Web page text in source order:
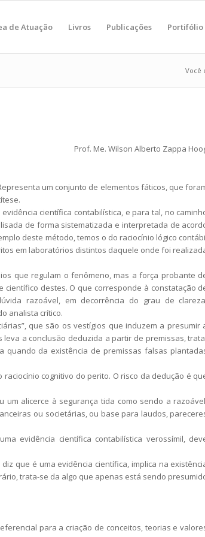
de Atuação Livros Publicações Portifólio
Você
Prof. Me. Wilson Alberto Zappa
um conjunto de elementos fáticos, que
científica contabilística, e para tal, no
de forma sistematizada e interpretada de
deste método, temos o do raciocínio lógico
em laboratórios distintos daquele onde foi
que regulam o fenômeno, mas a força probante
destes. O que corresponde à constatação
razoável, em decorrência do grau de
analista crítico.
que são os vestígios que induzem a presumir
leva a conclusão deduzida a partir de premissas,
quando da existência de premissas falsas
cognitivo do perito. O risco da dedução é
um alicerce à segurança tida como sendo a
ou societárias, ou base para laudos,
evidência científica contabilística verossímil,
que é uma evidência científica, implica na
trata-se da algo que apenas está sendo
para a criação de conceitos, teorias e